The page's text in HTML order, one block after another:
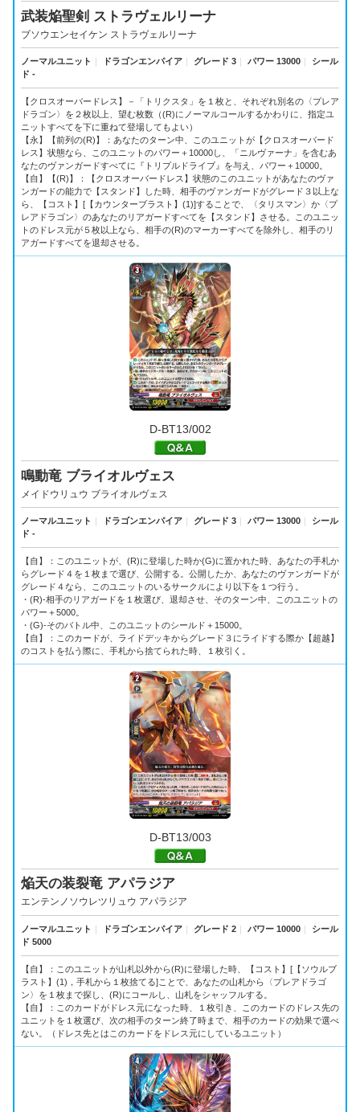
武装焔聖剣 ストラヴェルリーナ
ブソウエンセイケン ストラヴェルリーナ
ノーマルユニット ドラゴンエンパイア グレード 3 パワー 13000
シール
ド -
【クロスオーバードレス】－「トリクスタ」を１枚と、それぞれ別名の〈プレア
ドラゴン〉を２枚以上、望む枚数（(R)にノーマルコールするかわりに、指定ユ
ニットすべてを下に重ねて登場してもよい）
【永】【前列の(R)】：あなたのターン中、このユニットが【クロスオーバード
レス】状態なら、このユニットのパワー＋10000し、「ニルヴァーナ」を含むあ
なたのヴァンガードすべてに『トリプルドライブ』を与え、パワー＋10000。
【自】【(R)】：【クロスオーバードレス】状態のこのユニットがあなたのヴァ
ンガードの能力で【スタンド】した時、相手のヴァンガードがグレード３以上な
ら、【コスト】[【カウンターブラスト】(1)]することで、〈タリスマン〉か〈プ
レアドラゴン〉のあなたのリアガードすべてを【スタンド】させる。このユニッ
トのドレス元が５枚以上なら、相手の(R)のマーカーすべてを除外し、相手のリ
アガードすべてを退却させる。
D-BT13/002
鳴動竜 ブライオルヴェス
メイドウリュウ ブライオルヴェス
ノーマルユニット ドラゴンエンパイア グレード 3 パワー 13000
シール
ド -
【自】：このユニットが、(R)に登場した時か(G)に置かれた時、あなたの手札か
らグレード４を１枚まで選び、公開する。公開したか、あなたのヴァンガードが
グレード４なら、このユニットのいるサークルにより以下を１つ行う。
・(R)-相手のリアガードを１枚選び、退却させ、そのターン中、このユニットの
パワー＋5000。
・(G)-そのバトル中、このユニットのシールド＋15000。
【自】：このカードが、ライドデッキからグレード３にライドする際か【超越】
のコストを払う際に、手札から捨てられた時、１枚引く。
D-BT13/003
焔天の装裂竜 アパラジア
エンテンノソウレツリュウ アパラジア
ノーマルユニット ドラゴンエンパイア グレード 2 パワー 10000
シール
ド 5000
【自】：このユニットが山札以外から(R)に登場した時、【コスト】[【ソウルブ
ラスト】(1)，手札から１枚捨てる]ことで、あなたの山札から〈プレアドラゴ
ン〉を１枚まで探し、(R)にコールし、山札をシャッフルする。
【自】：このカードがドレス元になった時、１枚引き、このカードのドレス先の
ユニットを１枚選び、次の相手のターン終了時まで、相手のカードの効果で選べ
ない。（ドレス先とはこのカードをドレス元にしているユニット）